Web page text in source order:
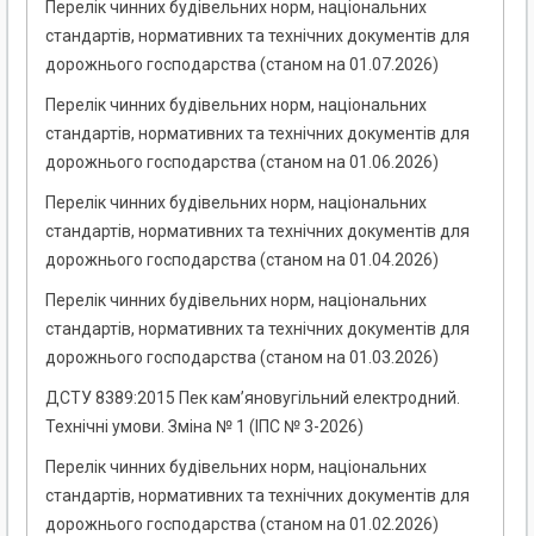
Перелік чинних будівельних норм, національних
стандартів, нормативних та технічних документів для
дорожнього господарства (станом на 01.07.2026)
Перелік чинних будівельних норм, національних
стандартів, нормативних та технічних документів для
дорожнього господарства (станом на 01.06.2026)
Перелік чинних будівельних норм, національних
стандартів, нормативних та технічних документів для
дорожнього господарства (станом на 01.04.2026)
Перелік чинних будівельних норм, національних
стандартів, нормативних та технічних документів для
дорожнього господарства (станом на 01.03.2026)
ДСТУ 8389:2015 Пек кам’яновугільний електродний.
Технічні умови. Зміна № 1 (ІПС № 3-2026)
Перелік чинних будівельних норм, національних
стандартів, нормативних та технічних документів для
дорожнього господарства (станом на 01.02.2026)